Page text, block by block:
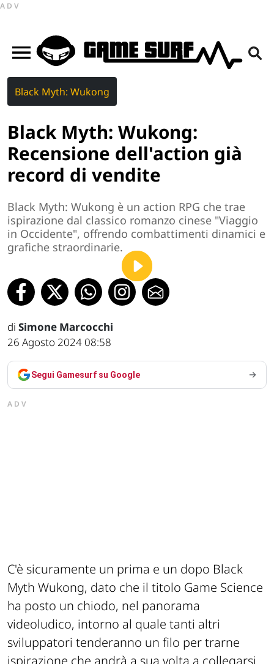
ADV
Black Myth: Wukong
Black Myth: Wukong:
Recensione dell'action già
record di vendite
Black Myth: Wukong è un action RPG che trae
ispirazione dal classico romanzo cinese "Viaggio
in Occidente", offrendo combattimenti dinamici e
grafiche straordinarie.
di Simone Marcocchi
26 Agosto 2024 08:58
Segui Gamesurf su Google
ADV
C'è sicuramente un prima e un dopo Black
Myth Wukong, dato che il titolo Game Science
ha posto un chiodo, nel panorama
videoludico, intorno al quale tanti altri
sviluppatori tenderanno un filo per trarne